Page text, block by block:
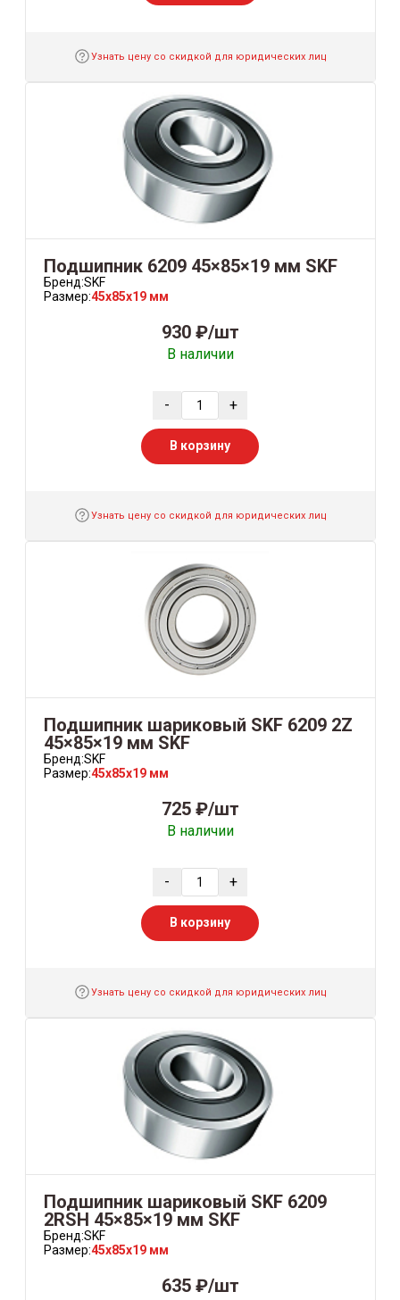
Узнать цену со скидкой для юридических лиц
Подшипник 6209 45×85×19 мм SKF
Бренд:SKF
Размер:45x85x19 мм
930 ₽/шт
В наличии
- +
В корзину
Узнать цену со скидкой для юридических лиц
Подшипник шариковый SKF 6209 2Z
45×85×19 мм SKF
Бренд:SKF
Размер:45x85x19 мм
725 ₽/шт
В наличии
- +
В корзину
Узнать цену со скидкой для юридических лиц
Подшипник шариковый SKF 6209
2RSH 45×85×19 мм SKF
Бренд:SKF
Размер:45x85x19 мм
635 ₽/шт